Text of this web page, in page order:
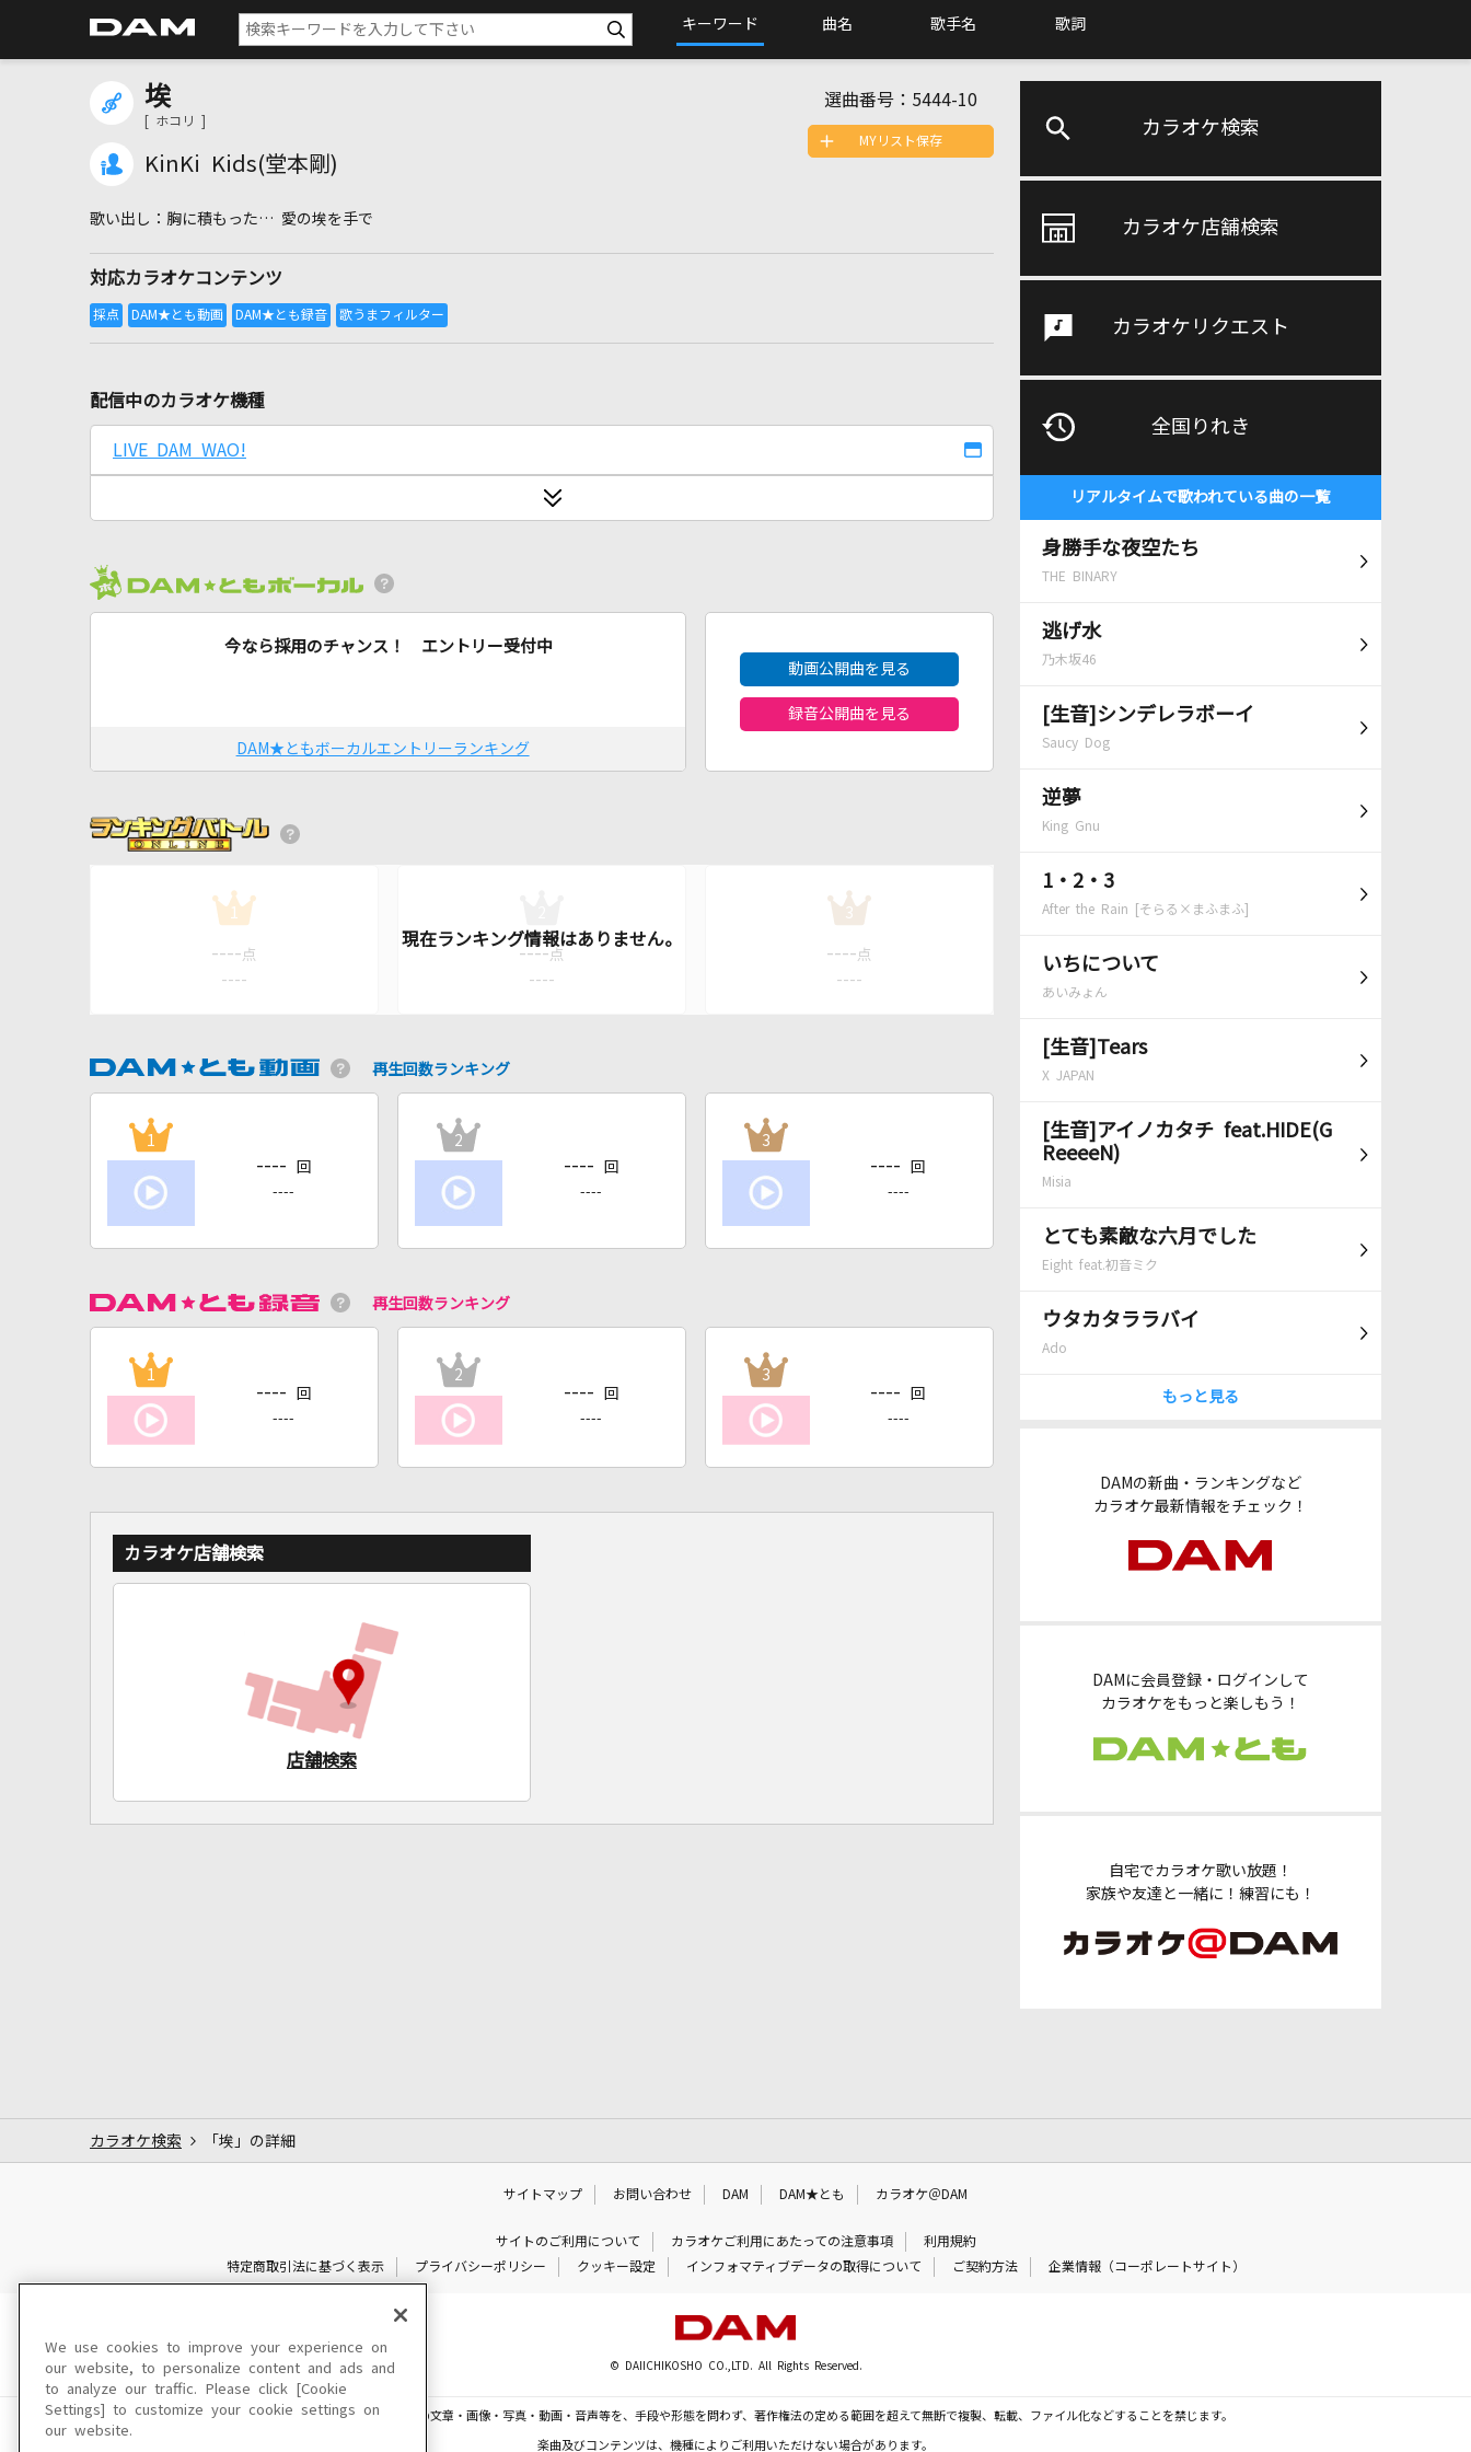
キーワード 曲名 歌手名 歌詞
カラオケ検索
カラオケ店舗検索
カラオケリクエスト
全国りれき
リアルタイムで歌われている曲の一覧
身勝手な夜空たち
THE BINARY
逃げ水
乃木坂46
[生音]シンデレラボーイ
Saucy Dog
逆夢
King Gnu
1・2・3
After the Rain [そらる×まふまふ]
いちについて
あいみょん
[生音]Tears
X JAPAN
[生音]アイノカタチ feat.HIDE(G
ReeeeN)
Misia
とても素敵な六月でした
Eight feat.初音ミク
ウタカタララバイ
Ado
もっと見る
DAMの新曲・ランキングなど
カラオケ最新情報をチェック！
DAMに会員登録・ログインして
カラオケをもっと楽しもう！
自宅でカラオケ歌い放題！
家族や友達と一緒に！練習にも！
埃
[ ホコリ ]
KinKi Kids(堂本剛)
選曲番号： 5444-10
胸に積もった… 愛の埃を手で
対応カラオケコンテンツ
MYリスト保存
配信中のカラオケ機種
LIVE DAM WAO!
今なら採用のチャンス！ エントリー受付中
DAM★ともボーカルエントリーランキング
動画公開曲を見る
録音公開曲を見る
1
---- 点
----
---- 点
----
3
---- 点
----
再生回数ランキング
1
---- 回
----
2
---- 回
----
3
---- 回
----
再生回数ランキング
1
---- 回
----
2
---- 回
----
3
---- 回
----
カラオケ店舗検索
店舗検索
カラオケ検索 「埃」の詳細
サイトマップ お問い合わせ DAM DAM★とも カラオケ＠DAM
サイトのご利用について カラオケご利用にあたっての注意事項
利用規約
特定商取引法に基づく表示
プライバシーポリシー クッキー設定 インフォマティブデータの取得について ご契約方法 企業情報（コーポレートサイト）
© DAIICHIKOSHO CO.,LTD. All Rights Reserved.
このサイトに掲載されている一切の文章・画像・写真・動画・音声等を、手段や形態を問わず、著作権法の定める範囲を超えて無断で複製、転載、ファイル化などすることを禁じます。
楽曲及びコンテンツは、機種によりご利用いただけない場合があります。
We use cookies to improve your experience on
our website, to personalize content and ads and
to analyze our traffic. Please click [Cookie
Settings] to customize your cookie settings on
our website.